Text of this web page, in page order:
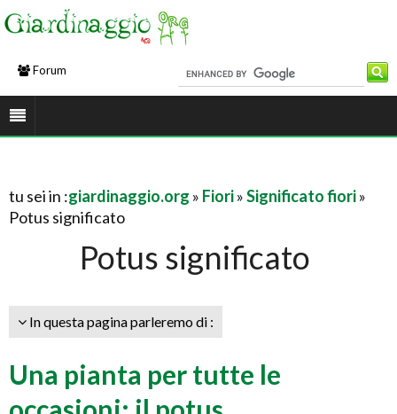
Forum
tu sei in :giardinaggio.org » Fiori»Significato fiori»
Potus significato
Potus significato
In questa pagina parleremo di :
Una pianta per tutte le